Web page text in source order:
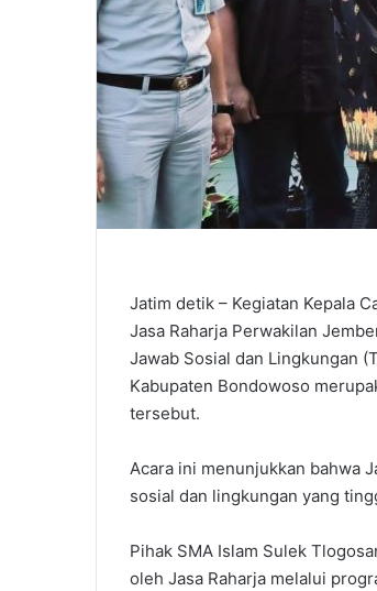
Jatim detik – Kegiatan Kepala
Jasa Raharja Perwakilan
Jawab Sosial dan Lingkungan
Kabupaten Bondowoso
tersebut.
Acara ini menunjukkan bahwa
sosial dan lingkungan yang
Pihak SMA Islam Sulek
oleh Jasa Raharja melalui